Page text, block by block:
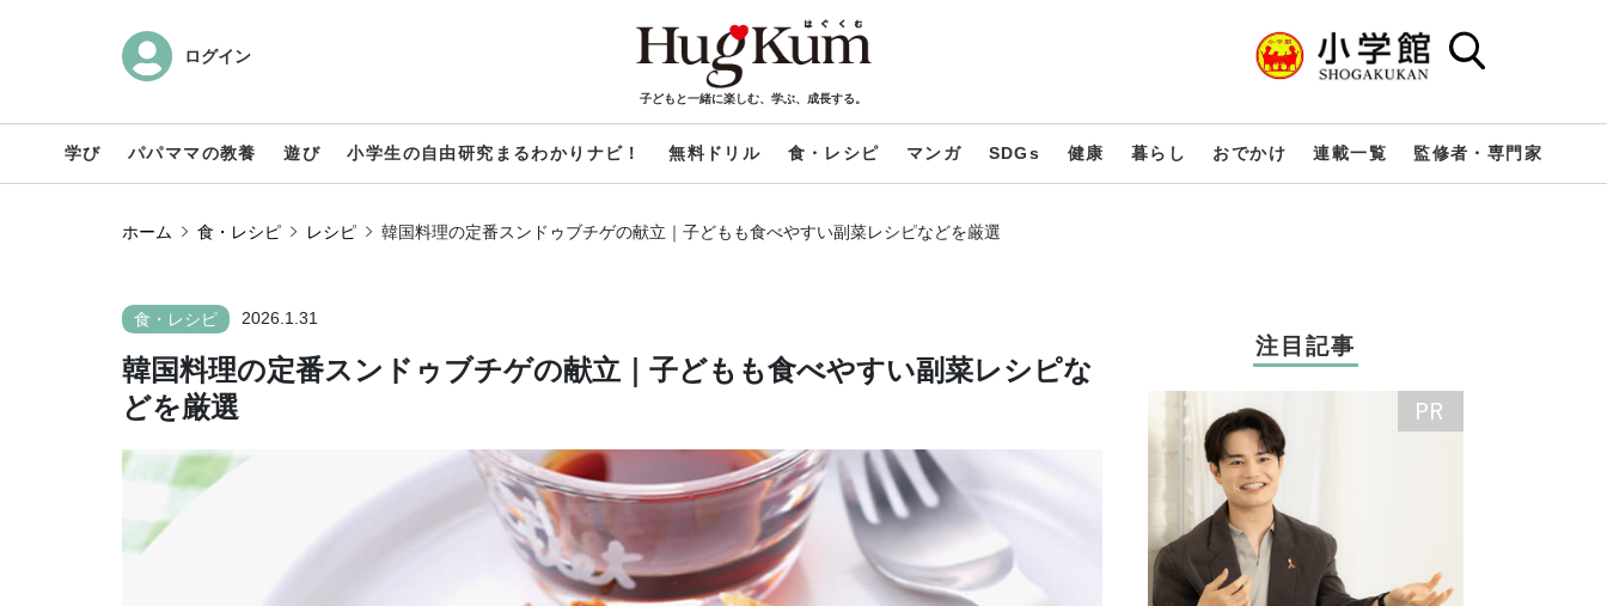
ログイン
子どもと一緒に楽しむ、学ぶ、成長する。
学び パパママの教養 遊び 小学生の自由研究まるわかりナビ！ 無料ドリル 食・レシピ マンガ SDGs 健康 暮らし おでかけ 連載一覧 監修者・専門家
ホーム 食・レシピ レシピ 韓国料理の定番スンドゥブチゲの献立｜子どもも食べやすい副菜レシピなどを厳選
食・レシピ 2026.1.31
韓国料理の定番スンドゥブチゲの献立｜子どもも食べやすい副菜レシピな
どを厳選
注目記事